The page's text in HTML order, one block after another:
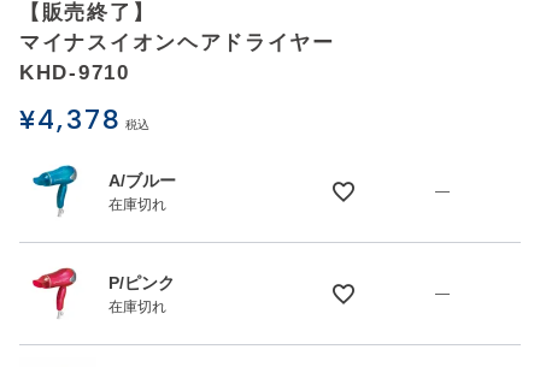
【販売終了】
マイナスイオンヘアドライヤー
KHD-9710
¥4,378 税込
A/ブルー
在庫切れ
—
P/ピンク
在庫切れ
—